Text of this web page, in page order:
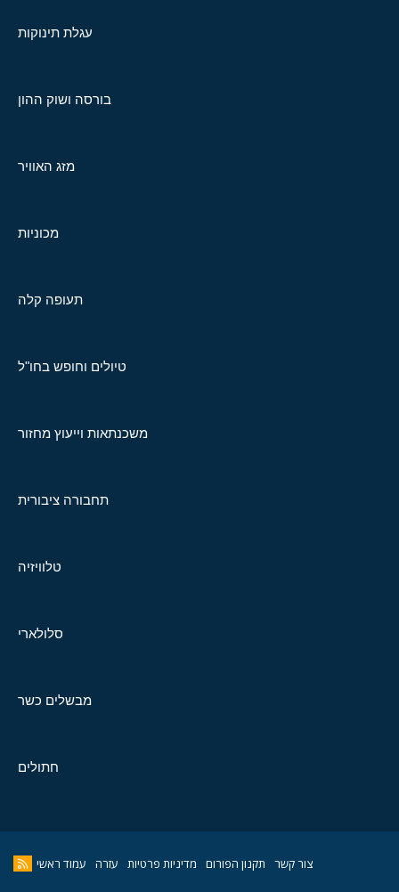
עגלת תינוקות
בורסה ושוק ההון
מזג האוויר
מכוניות
תעופה קלה
טיולים וחופש בחו"ל
משכנתאות וייעוץ מחזור
תחבורה ציבורית
טלוויזיה
סלולארי
מבשלים כשר
חתולים
צור קשר תקנון הפורום מדיניות פרטיות עזרה עמוד ראשי